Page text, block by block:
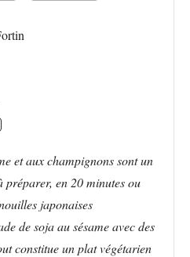
et aux champignons sont un
préparer, en 20 minutes ou
japonaises
de soja au sésame avec des
constitue un plat végétarien